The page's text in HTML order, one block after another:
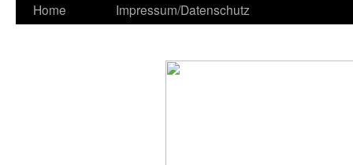
Home Impressum/Datenschutz